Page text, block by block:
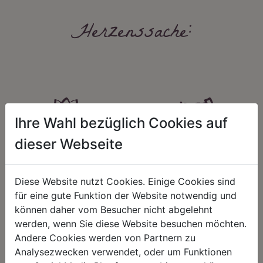
Herzenssache:
HARMONIE
Unser Sortiment steht für ein
schenken natürliche, stilvolle
Momente für harmonische Stunden
zu Hause – den Ort, an dem
Menschen sich geborgen fühlen und
positive Energie schöpfen.
Nicht immer ist der günstigste Preis
fair – im Hinblick auf unsere
Kalkulation, angemessene
Entlohnung und unsere
nachhaltigen, gewachsenen
Geschäftsbeziehungen.
Ihre Wahl bezüglich Cookies auf
dieser Webseite
Diese Website nutzt Cookies. Einige Cookies sind
für eine gute Funktion der Website notwendig und
können daher vom Besucher nicht abgelehnt
werden, wenn Sie diese Website besuchen möchten.
Andere Cookies werden von Partnern zu
Analysezwecken verwendet, oder um Funktionen